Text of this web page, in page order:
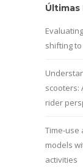
Últimas
shifting
scooters:
rider
Time-use
models
activities